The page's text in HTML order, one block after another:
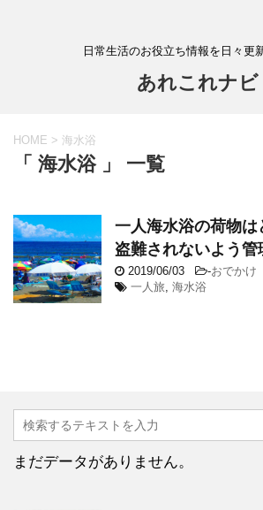
日常生活のお役立ち情報を日々更
あれこれナビ
HOME > 海水浴
「 海水浴 」 一覧
一人海水浴の荷物
盗難されないよう管
2019/06/03 -おでかけ
一人旅, 海水浴
まだデータがありません。